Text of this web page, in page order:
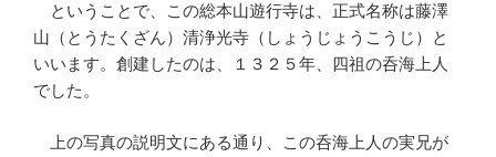
ということで、この総本山遊行寺は、正式名称は藤澤
山（とうたくざん）清浄光寺（しょうじょうこうじ）と
いいます。創建したのは、１３２５年、四祖の呑海上人
でした。
上の写真の説明文にある通り、この呑海上人の実兄が